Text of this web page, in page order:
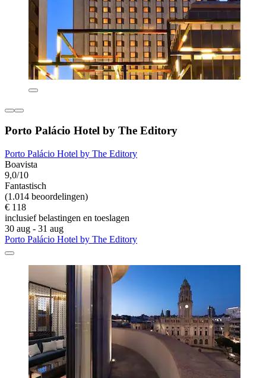
Porto Palácio Hotel by The Editory
Porto Palácio Hotel by The Editory
Boavista
9,0/10
Fantastisch
(1.014 beoordelingen)
€ 118
inclusief belastingen en toeslagen
30 aug - 31 aug
Porto Palácio Hotel by The Editory